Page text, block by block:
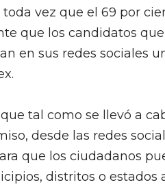
vez que el 69 por
que los candidatos
en sus redes sociales
tal como se llevó a
desde las redes
que los ciudadanos
distritos o estados